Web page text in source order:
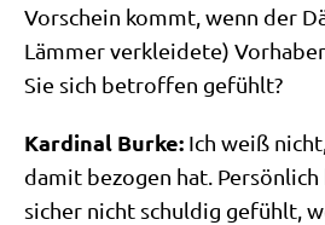
Vor­schein kommt, wenn der
Läm­mer ver­klei­de­te)
Sie sich betrof­fen gefühlt?
Kar­di­nal Bur­ke: Ich weiß
damit bezo­gen hat. Per­sön­lich
sicher nicht schul­dig gefühlt,